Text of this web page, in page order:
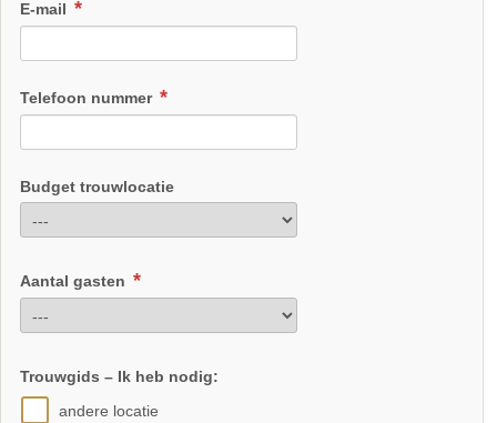
E-mail
Telefoon nummer
Budget trouwlocatie
Aantal gasten
Trouwgids – Ik heb nodig:
andere locatie